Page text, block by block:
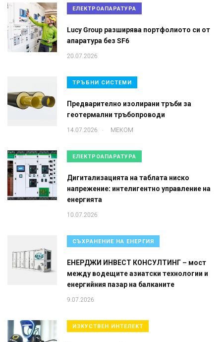
ЕЛЕКТРОАПАРАТУРА
Lucy Group разширява портфолиото си от
апаратура без SF6
20.07.2026
ТРЪБНИ СИСТЕМИ
Предварително изолирани тръби за
геотермални тръбопроводи
14.07.2026 . МЕКОМ
ЕЛЕКТРОАПАРАТУРА
Дигитализацията на таблата ниско
напрежение: интелигентно управление на
енергията
10.07.2026
СЪХРАНЕНИЕ НА ЕНЕРГИЯ
ЕНЕРДЖИ ИНВЕСТ КОНСУЛТИНГ – мост
между водещите азиатски технологии и
енергийния пазар на балканите
9.07.2026
ИЗКУСТВЕН ИНТЕЛЕКТ